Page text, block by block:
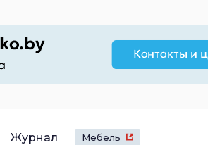
Журнал Мебель